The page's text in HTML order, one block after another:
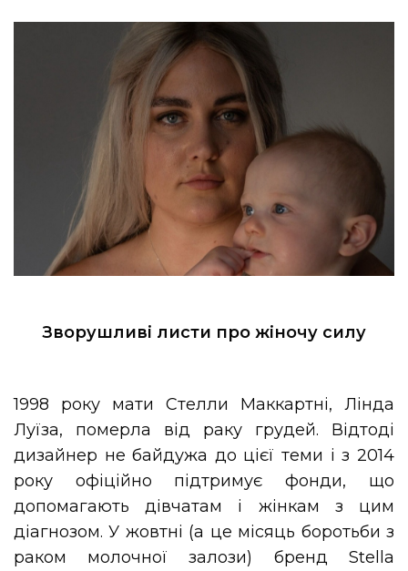
Зворушливі листи про жіночу силу
1998 року мати Стелли Маккартні, Лінда
Луїза, померла від раку грудей. Відтоді
дизайнер не байдужа до цієї теми і з 2014
року офіційно підтримує фонди, що
допомагають дівчатам і жінкам з цим
діагнозом. У жовтні (а це місяць боротьби з
раком молочної залози) бренд Stella